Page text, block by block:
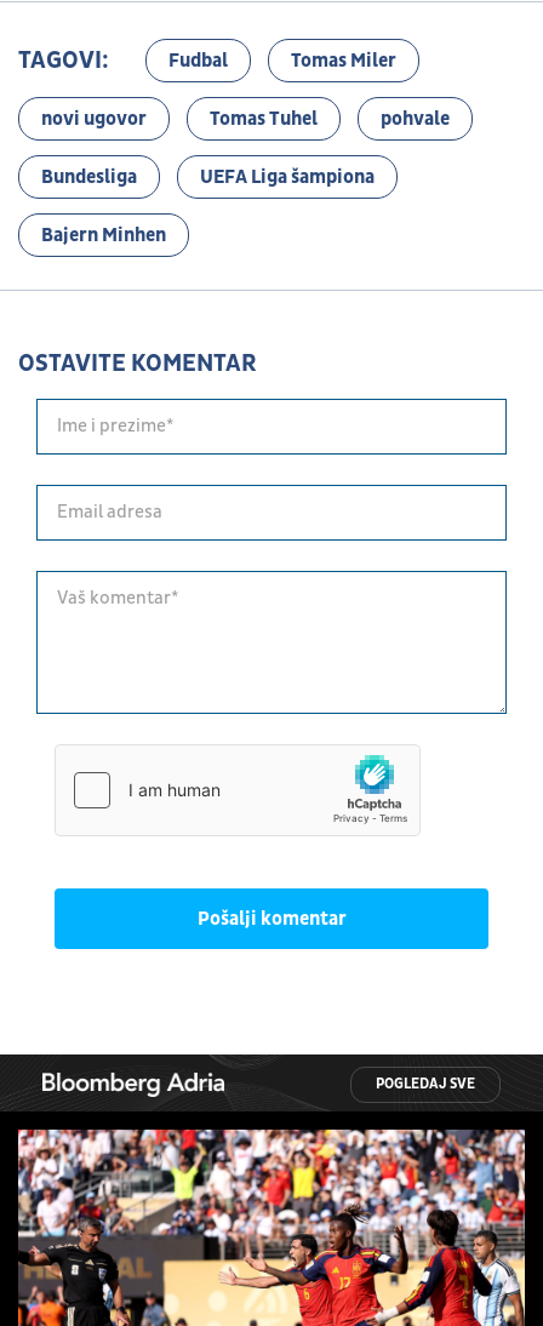
TAGOVI: Fudbal Tomas Miler
novi ugovor Tomas Tuhel pohvale
Bundesliga UEFA Liga šampiona
Bajern Minhen
OSTAVITE KOMENTAR
Pošalji komentar
POGLEDAJ SVE